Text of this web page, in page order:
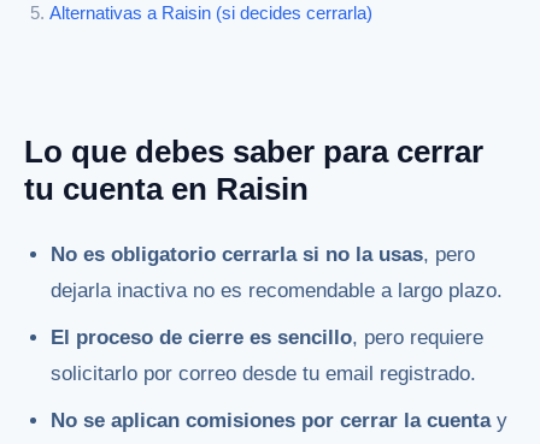
Alternativas a Raisin (si decides cerrarla)
Lo que debes saber para cerrar
tu cuenta en Raisin
No es obligatorio cerrarla si no la usas, pero
dejarla inactiva no es recomendable a largo plazo.
El proceso de cierre es sencillo, pero requiere
solicitarlo por correo desde tu email registrado.
No se aplican comisiones por cerrar la cuentay